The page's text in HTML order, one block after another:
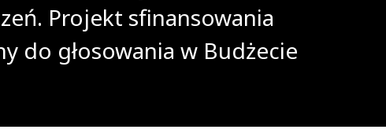
Projekt sfinansowania
do głosowania w Budżecie